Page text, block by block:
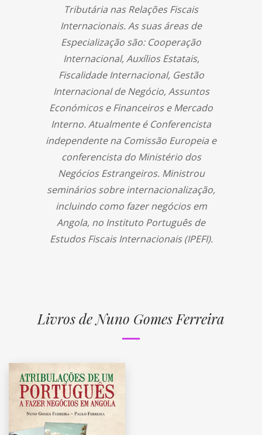
Tributária nas Relações Fiscais
Internacionais. As suas áreas de
Especialização são: Cooperação
Internacional, Auxílios Estatais,
Fiscalidade Internacional, Gestão
Internacional de Negócio, Assuntos
Económicos e Financeiros e Mercado
Interno. Atualmente é Conferencista
independente na Comissão Europeia e
conferencista do Ministério dos
Negócios Estrangeiros. Ministrou
seminários sobre internacionalização,
incluindo como fazer negócios em
Angola, no Instituto Português de
Estudos Fiscais Internacionais (IPEFI).
Livros de Nuno Gomes Ferreira